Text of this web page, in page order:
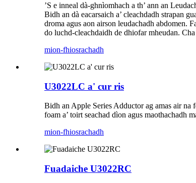
’S e inneal dà-ghnìomhach a th’ ann an
Bidh an dà eacarsaich a’ cleachdadh strapan
droma agus aon airson leudachadh abdomen.
do luchd-cleachdaidh de dhiofar mheudan. Cha
mion-fhiosrachadh
U3022LC a' cur ris
Bidh an Apple Series Adductor ag amas air na
foam a’ toirt seachad dìon agus maothachadh
mion-fhiosrachadh
Fuadaiche U3022RC